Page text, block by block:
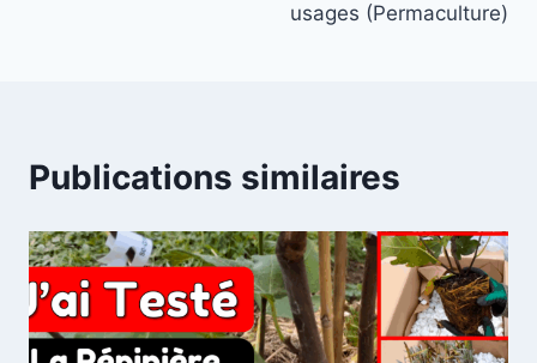
usages (Permaculture)
Publications similaires